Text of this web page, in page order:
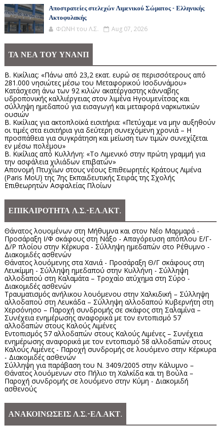
Αποστρατείες στελεχών Λιμενικού Σώματος - Ελληνικής
Ακτοφυλακής
ΦΩΝΗ του Λ.Σ. Aug 07, 2026
ΤΑ ΝΕΑ ΤΟΥ ΥΝΑΝΠ
Β. Κικίλιας: «Πάνω από 23,2 εκατ. ευρώ σε περισσότερους από
281.000 νησιώτες μέσω του Μεταφορικού Ισοδυνάμου»
Κατάσχεση άνω των 92 κιλών ακατέργαστης κάνναβης
υδροπονικής καλλιέργειας στον λιμένα Ηγουμενίτσας και
σύλληψη ημεδαπού για εισαγωγή και μεταφορά ναρκωτικών
ουσιών
Β. Κικίλιας για ακτοπλοϊκά εισιτήρια: «Πετύχαμε να μην αυξηθούν
οι τιμές στα εισιτήρια για δεύτερη συνεχόμενη χρονιά – Η
προσπάθεια για συγκράτηση και μείωση των τιμών συνεχίζεται
εν μέσω πολέμου»
Β. Κικίλιας από Κυλλήνη: «Το Λιμενικό στην πρώτη γραμμή για
την ασφάλεια χιλιάδων επιβατών»
Απονομή Πτυχίων στους νέους Επιθεωρητές Κράτους Λιμένα
(Paris MoU) της 7ης Εκπαιδευτικής Σειράς της Σχολής
Επιθεωρητών Ασφαλείας Πλοίων
ΕΠΙΚΑΙΡΟΤΗΤΑ Λ.Σ.-ΕΛ.ΑΚΤ.
Θάνατος λουομένων στη Μήθυμνα και στον Νέο Μαρμαρά -
Προσάραξη Ι/Φ σκάφους στη Νάξο - Απαγόρευση απόπλου Ε/Γ-
Δ/Ρ πλοίου στην Κέρκυρα - Σύλληψη ημεδαπών στο Ρέθυμνο -
Διακομιδές ασθενών
Θάνατος λουόμενης στα Χανιά - Προσάραξη Θ/Γ σκάφους στη
Λευκίμμη - Σύλληψη ημεδαπού στην Κυλλήνη - Σύλληψη
αλλοδαπού στη Καλαμάτα – Τροχαίο ατύχημα στη Σύρο -
Διακομιδές ασθενών
Τραυματισμός ανήλικου λουόμενου στην Χαλκιδική – Σύλληψη
αλλοδαπού στη Λευκάδα – Σύλληψη αλλοδαπού Κυβερνήτη στη
Χερσόνησο – Παροχή συνδρομής σε σκάφος στη Σαλαμίνα –
Συνέχεια ενημέρωσης αναφορικά με τον εντοπισμό 57
αλλοδαπών στους Καλούς Λιμένες
Εντοπισμός 57 αλλοδαπών στους Καλούς Λιμένες – Συνέχεια
ενημέρωσης αναφορικά με τον εντοπισμό 58 αλλοδαπών στους
Καλούς Λιμένες - Παροχή συνδρομής σε λουόμενο στην Κέρκυρα
- Διακομιδές ασθενών
Σύλληψη για παράβαση του Ν. 3409/2005 στην Κάλυμνο –
Θάνατος λουόμενων στο Πήλιο τη Χαλκίδα και τη Βούλα –
Παροχή συνδρομής σε λουόμενο στην Κύμη - Διακομιδή
ασθενούς
ΑΝΑΚΟΙΝΩΣΕΙΣ Λ.Σ.-ΕΛ.ΑΚΤ.